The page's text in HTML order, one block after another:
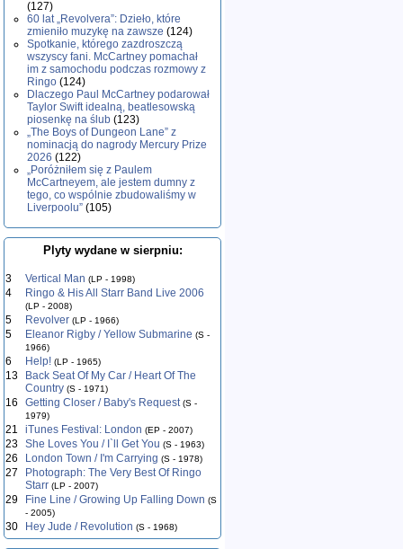
(127)
60 lat „Revolvera”: Dzieło, które
zmieniło muzykę na zawsze (124)
Spotkanie, którego zazdroszczą
wszyscy fani. McCartney pomachał
im z samochodu podczas rozmowy z
Ringo (124)
Dlaczego Paul McCartney podarował
Taylor Swift idealną, beatlesowską
piosenkę na ślub (123)
„The Boys of Dungeon Lane” z
nominacją do nagrody Mercury Prize
2026 (122)
„Poróżniłem się z Paulem
McCartneyem, ale jestem dumny z
tego, co wspólnie zbudowaliśmy w
Liverpoolu” (105)
Plyty wydane w sierpniu:
3 Vertical Man (LP - 1998)
4 Ringo & His All Starr Band Live 2006
(LP - 2008)
5 Revolver (LP - 1966)
5 Eleanor Rigby / Yellow Submarine (S -
1966)
6 Help! (LP - 1965)
13
Back Seat Of My Car / Heart Of The
Country (S - 1971)
16 Getting Closer / Baby's Request (S -
1979)
21 iTunes Festival: London (EP - 2007)
23 She Loves You / I`ll Get You (S - 1963)
26 London Town / I'm Carrying (S - 1978)
27
Photograph: The Very Best Of Ringo
Starr (LP - 2007)
29 Fine Line / Growing Up Falling Down (S
- 2005)
30 Hey Jude / Revolution (S - 1968)